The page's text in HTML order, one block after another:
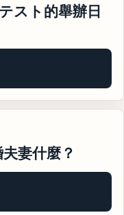
スト的舉辦日
妻什麼？